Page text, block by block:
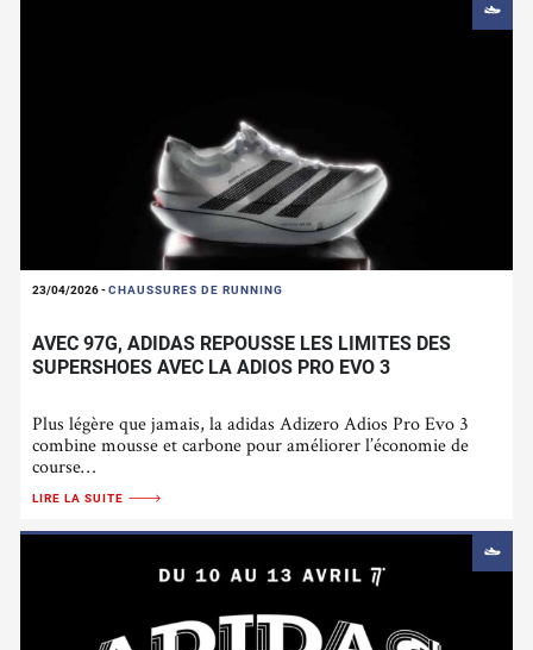
23/04/2026-CHAUSSURES DE RUNNING
AVEC 97G, ADIDAS REPOUSSE LES LIMITES DES
SUPERSHOES AVEC LA ADIOS PRO EVO 3
Plus légère que jamais, la adidas Adizero Adios Pro Evo 3
combine mousse et carbone pour améliorer l’économie de
course…
LIRE LA SUITE